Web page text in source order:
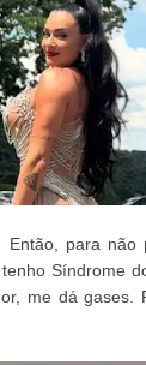
para
Síndrome
me dá